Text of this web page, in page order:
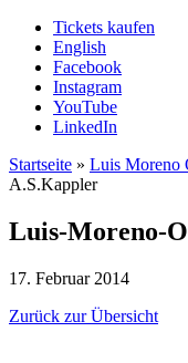
Tickets kaufen
English
Facebook
Instagram
YouTube
LinkedIn
Startseite » Luis Moreno
A.S.Kappler
Luis-Moreno-
17. Februar 2014
Zurück zur Übersicht